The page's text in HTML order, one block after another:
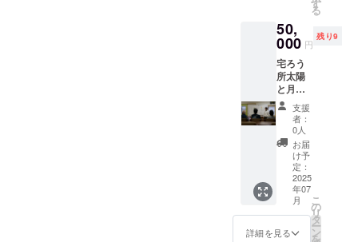
グで支
援をし
た旨を
お声掛
けくだ
さい。
・お一
組一回
限りの
利用と
させて
頂きま
す。 ・
現金へ
の交換
ませ
たちな
りの感
謝をお
届けで
きれば
と思い
ます。
※このリ
ターン
は6000
円、
10,000
円のリ
ターン
と同じ
なりま
方に
は、プ
ロジェ
クト終
了後に
感謝の
メール
（また
は動
画）を
送りま
す。さ
さやか
ではあ
ります
が、応
援して
さる方
向けで
す。心
からの
感謝を
込め
て、活
動を前
に進め
させて
頂きま
す。 あ
りがと
うござ
いま
す。 な
お、会
す
る
50,
000 円
残り9
宅ろう
所太陽
と月で
ボラン
ティア
をしな
がら手
話が学
べるチ
ケット
①詳
細：手
話で話
せる宅
支援
者：
0人
お届
け予
定：
2025
年07
月
詳細を見る
こ
の
リ
タ
ー
ン
を